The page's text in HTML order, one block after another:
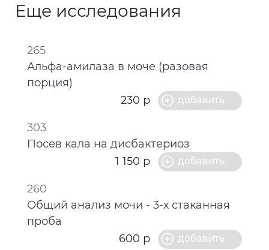
Еще исследования
265
Альфа-амилаза в моче (разовая
порция)
230 р
303
Посев кала на дисбактериоз
1 150 р
260
Общий анализ мочи - 3-х стаканная
проба
600 р